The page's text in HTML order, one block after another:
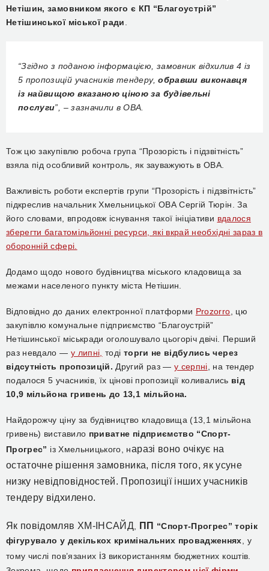
Нетішин, замовником якого є КП “Благоустрій”
Нетішинської міської ради
“Згідно з поданою інформацією, замовник відхилив 4 із
5 пропозицій учасників тендеру,обравши виконавця
із найвищою вказаною ціною за будівельні
послуги”, – зазначили в ОВА.
Тож цю закупівлю робоча група “Прозорість і підзвітність”
взяла під особливий контроль, як зауважують в ОВА.
Важливість роботи експертів групи “Прозорість і підзвітність”
підкреслив начальник Хмельницької ОВА Сергій Тюрін. За
його словами, впродовж існування такої ініціативи вдалося
зберегти багатомільйонні ресурси, які вкрай необхідні зараз в
оборонній сфері.
Додамо щодо нового будівництва міського кладовища за
межами населеного пункту міста Нетішин.
Відповідно до даних електронної платформи Prozorro , цю
закупівлю комунальне підприємство “Благоустрій”
Нетішинської міськради оголошувало цьогоріч двічі. Перший
раз невдало — у липні, тоді торги не відбулись через
відсутність пропозицій. Другий раз — у серпні , на тендер
подалося 5 учасників, їх цінові пропозиції коливались від
10,9 мільйона гривень до 13,1 мільйона.
Найдорожчу ціну за будівництво кладовища (13,1 мільйона
гривень) виставило приватне підприємство “Спорт-
Прогрес” із Хмельницького, наразі воно очікує на
остаточне рішення замовника, після того, як усуне
низку невідповідностей. Пропозиції інших учасників
тендеру відхилено.
Як повідомляв ХМ-ІНСАЙД ПП “Спорт-Прогрес” торік
фігурувало у декількох кримінальних провадженнях , у
тому числі пов’язаних із використанням бюджетних коштів.